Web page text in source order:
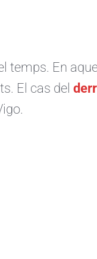
temps. En
El cas del